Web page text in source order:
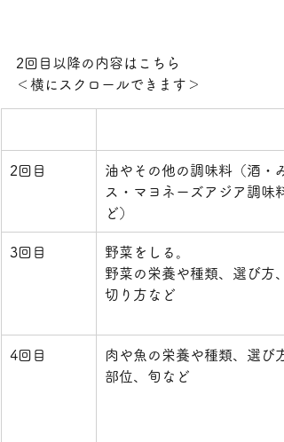
2回目以降の内容はこちら
＜横にスクロールできます＞
2回目
油やその他の調味料（酒・
ス・マヨネーズアジア調味
ど）
3回目
野菜をしる。
野菜の栄養や種類、選び方
切り方など
4回目
肉や魚の栄養や種類、選び
部位、旬など